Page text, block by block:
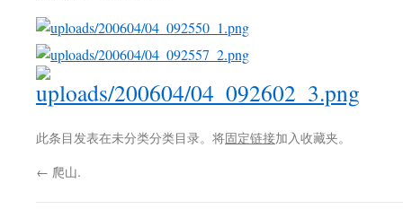
此条目发表在未分类分类目录。将固定链接加入收藏夹。
← 爬山.